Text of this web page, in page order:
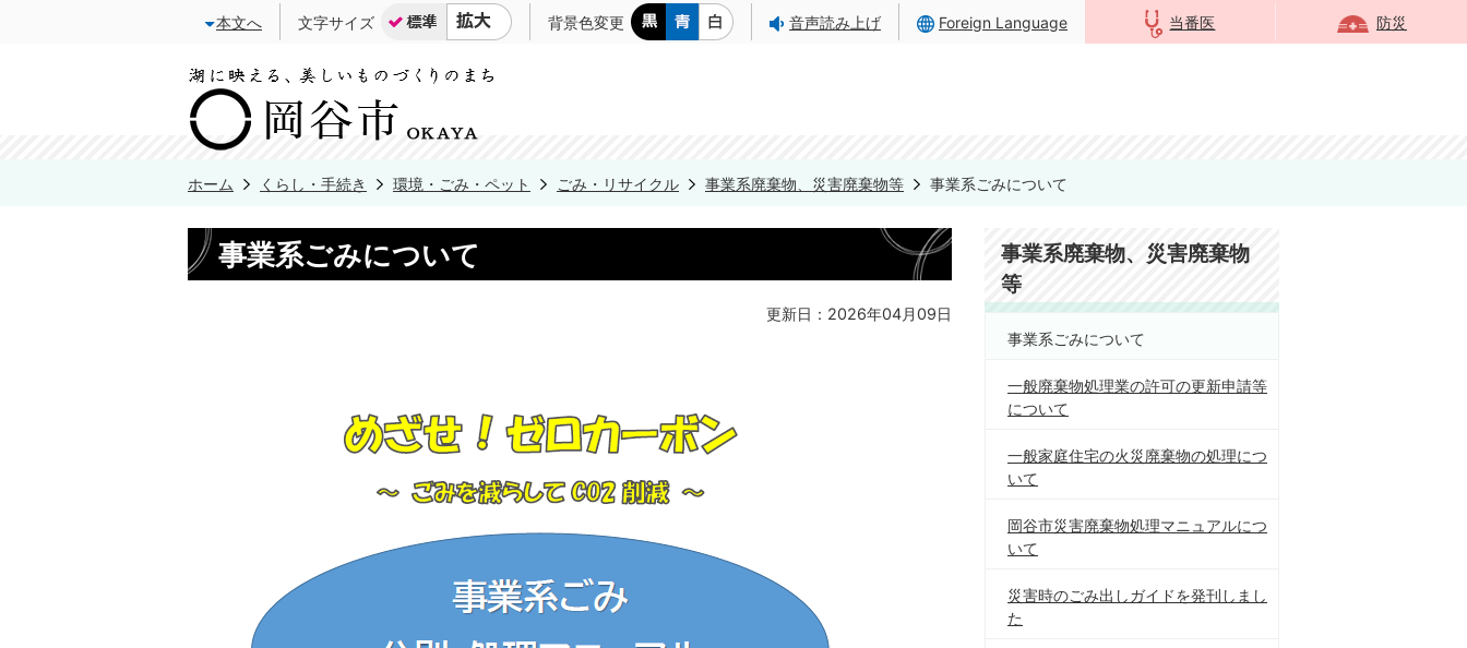
本文へ 文字サイズ 背景色変更 音声読み上げ Foreign Language 当番医 防災
ホーム くらし・手続き 環境・ごみ・ペット ごみ・リサイクル 事業系廃棄物、災害廃棄物等 事業系ごみについて
事業系ごみについて
更新日：2026年04月09日
事業系廃棄物、災害廃棄物
等
事業系ごみについて
一般廃棄物処理業の許可の更新申請等
について
一般家庭住宅の火災廃棄物の処理につ
いて
岡谷市災害廃棄物処理マニュアルにつ
いて
災害時のごみ出しガイドを発刊しまし
た